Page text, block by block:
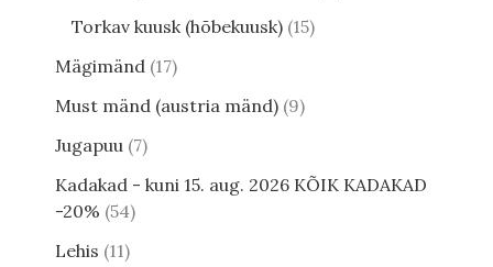
Torkav kuusk (hõbekuusk) 15
Mägimänd 17
Must mänd (austria mänd) 9
Jugapuu 7
Kadakad - kuni 15. aug. 2026 KÕIK KADAKAD
-20% 54
Lehis 11